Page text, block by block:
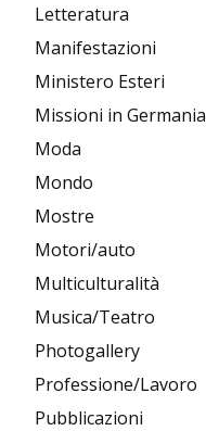
Letteratura
Manifestazioni
Ministero Esteri
Missioni in Germania
Moda
Mondo
Mostre
Motori/auto
Multiculturalità
Musica/Teatro
Photogallery
Professione/Lavoro
Pubblicazioni